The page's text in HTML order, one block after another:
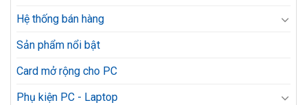
Hệ thống bán hàng
Sản phẩm nổi bật
Card mở rộng cho PC
Phụ kiện PC - Laptop